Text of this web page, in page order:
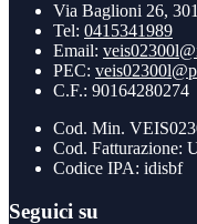
Via Baglioni 26,
Tel: 0415341989
Email:
PEC:
C.F.: 90164280274
Cod. Min.
Cod. Fatturazione:
Codice IPA: idisbf
Seguici su